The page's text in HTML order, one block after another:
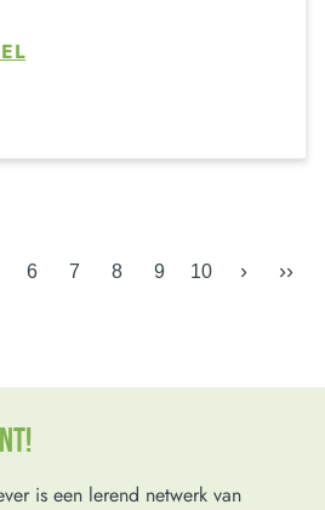
6 7 8 9 10 › ››
is een lerend netwerk van